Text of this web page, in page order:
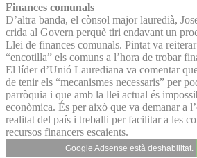
Finances comunals
D’altra banda, el cònsol major lauredià,
crida al Govern perquè tiri endavant un
Llei de finances comunals. Pintat va
“encotilla” els comuns a l’hora de trobar
El líder d’Unió Laurediana va comentar
de tenir els “mecanismes necessaris” per
parròquia i que amb la llei actual és
econòmica. És per això que va demanar a
realitat del país i treballi per facilitar a les
recursos financers escaients.
Google Adsense està deshabilitat.